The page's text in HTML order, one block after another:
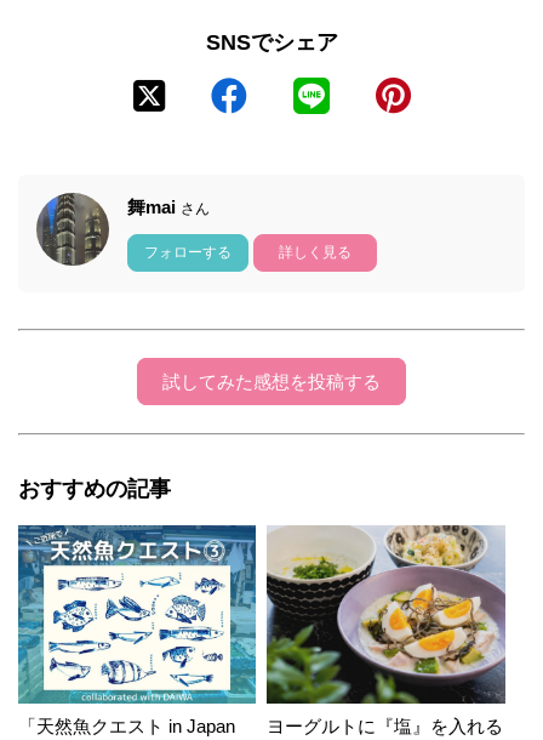
SNSでシェア
舞mai さん
フォローする 詳しく見る
試してみた感想を投稿する
おすすめの記事
「天然魚クエスト in Japan
ヨーグルトに『塩』を入れる